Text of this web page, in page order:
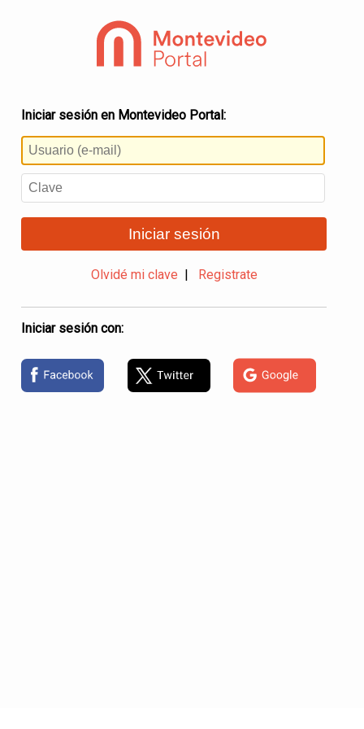
Iniciar sesión en Montevideo Portal:
Iniciar sesión
Olvidé mi clave Registrate
Iniciar sesión con: